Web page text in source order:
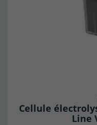
Cellule
Line